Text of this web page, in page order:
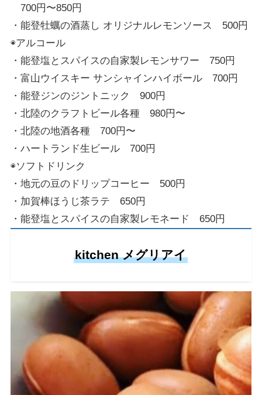
700円〜850円
・能登牡蠣の酒蒸し オリジナルレモンソース 500円
◉アルコール
・能登塩とスパイスの自家製レモンサワー 750円
・富山ウイスキー サンシャインハイボール 700円
・能登ジンのジントニック 900円
・北陸のクラフトビール各種 980円〜
・北陸の地酒各種 700円〜
・ハートランド生ビール 700円
◉ソフトドリンク
・地元の豆のドリップコーヒー 500円
・加賀棒ほうじ茶ラテ 650円
・能登塩とスパイスの自家製レモネード 650円
kitchen メグリアイ